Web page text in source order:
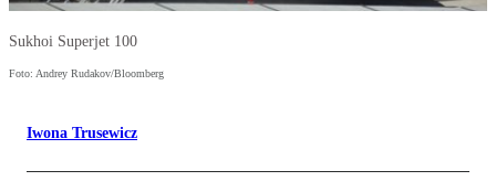
Sukhoi Superjet 100
Foto: Andrey Rudakov/Bloomberg
Iwona Trusewicz